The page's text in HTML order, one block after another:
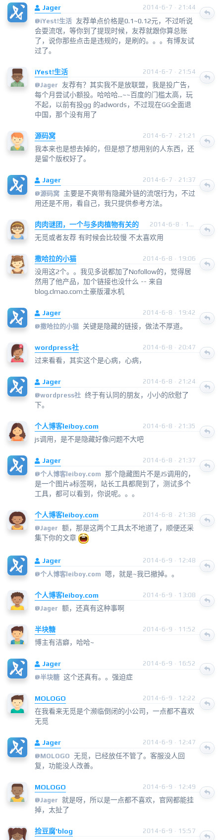
Jager
2014-6-7 · 21:44
@iYest!生活 友荐单点价格是0.1~0.12元，不过听说
会耍流氓，等你到了提现时候，友荐就跟你算总账
了，说你那些点击是违规的，是刷的。。。有博友试
过了。
iYest!生活
2014-6-7 · 21:54
@Jager
友荐有？其实我不是放联盟，我是投广告，
每个月尝试小额投。哈哈哈...~~百度的门槛太高，玩
不起，以前有投gg 的adwords，不过现在GG全面退
中国，那个没有用了
源码窝 2014-6-7 · 21:21
我本来也是想去掉的，但是想了想用别的人东西，还
是留个版权好了。
Jager
2014-6-7 · 21:37
@源码窝 主要是不爽带有隐藏外链的流氓行为，不过
用还是不用，看自己，我只提供参考方法。
肉肉谜团，一个与多肉植物有关的 2014-6-8 · 11:52
无觅或者友荐 有时候会比较慢 不太喜欢用
撒哈拉的小猫 2014-6-8 · 19:06
没用这2个。。我见多说都加了Nofollow的，觉得居
然用了他产品，加个链接也没什么 -- 来自
blog.clmao.com土豪版灌水机
Jager
2014-6-8 · 19:42
@撒哈拉的小猫 关键是隐藏的链接，做法不厚道。
wordpress社 2014-6-8 · 20:47
过来看看，其实这个是心病，心病，
Jager
2014-6-8 · 21:24
@wordpress社 终于有认同的朋友，小小的欣慰了
下。
个人博客leiboy.com 2014-6-8 · 21:35
js调用，是不是隐藏好像问题不大吧
Jager
2014-6-8 · 21:37
@个人博客leiboy.com 那个隐藏图片不是JS调用的，
是一个图片a标签啊，站长工具都爬到了，测试多个
工具，都可以看到，你说呢。。。
个人博客leiboy.com
2014-6-8 · 21:38
@Jager 额，那是这两个工具太不地道了，顺便还采
集下你的文章
Jager
2014-6-9 · 12:48
@个人博客leiboy.com 嗯，就是~我已撤掉。。
个人博客leiboy.com
2014-6-9 · 13:08
@Jager 额，还真有这种事啊
半块糖 2014-6-9 · 11:52
博主有洁癖，哈哈~
Jager
2014-6-9 · 16:52
@半块糖 这个还真有。。强迫症
MOLOGO 2014-6-9 · 12:22
在我看来无觅是个濒临倒闭的小公司，一点都不喜欢
无觅
Jager
2014-6-9 · 12:47
@MOLOGO 无觅，已经放任不管了。客服没人回
复，功能没人改善。
MOLOGO
2014-6-9 · 12:49
@Jager 就是呀，所以是一点都不喜欢，官网都能挂
掉，太扯了
捡豆腐'blog 2014-6-9 · 15:57